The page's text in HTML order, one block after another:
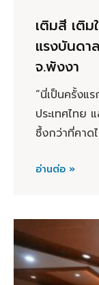
เติมสี เติม
แรงบันดา
จ.พังงา
“นี่เป็นครั้งแ
ประเทศไทย
ซึ้งกว่าที่คาด
อ่านต่อ »